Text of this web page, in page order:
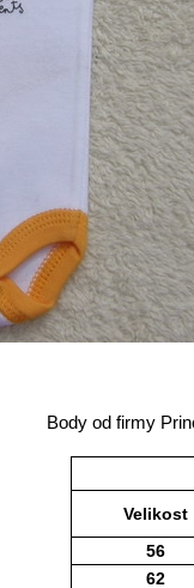
Body od firmy
Velikost
56
62